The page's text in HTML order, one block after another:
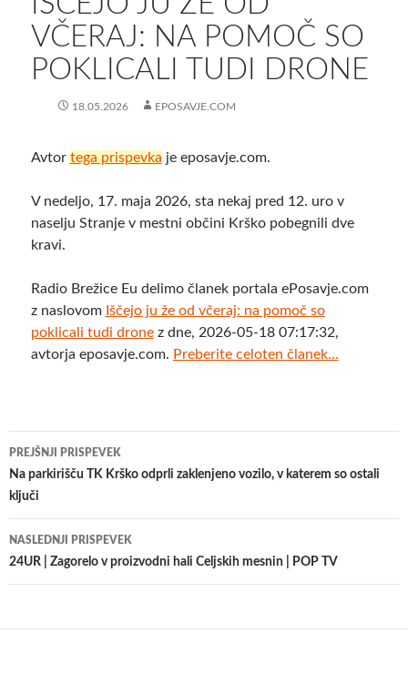
VČERAJ: NA POMOČ SO
POKLICALI TUDI DRONE
18.05.2026 EPOSAVJE.COM
Avtor tega prispevka je eposavje.com.
V nedeljo, 17. maja 2026, sta nekaj pred 12. uro v
naselju Stranje v mestni občini Krško pobegnili dve
kravi.
Radio Brežice Eu delimo članek portala ePosavje.com
z naslovom Iščejo ju že od včeraj: na pomoč so
poklicali tudi dronez dne, 2026-05-18 07:17:32,
avtorja eposavje.com. Preberite celoten članek...
Krmarjenje
po
prispevkih
PREJŠNJI PRISPEVEK
Na parkirišču TK Krško odprli zaklenjeno vozilo, v katerem so ostali
ključi
NASLEDNJI PRISPEVEK
24UR | Zagorelo v proizvodni hali Celjskih mesnin | POP TV